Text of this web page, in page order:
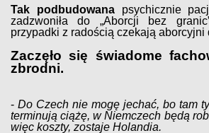
Tak podbudowanapsychicznie
zadzwoniła do „Aborcji bez
przypadki z radością czekają aborcyjni
Zaczęło się świadome
zbrodni.
- Do Czech nie mogę jechać, bo tam
terminują ciążę, w Niemczech będą
więc koszty, zostaje Holandia.